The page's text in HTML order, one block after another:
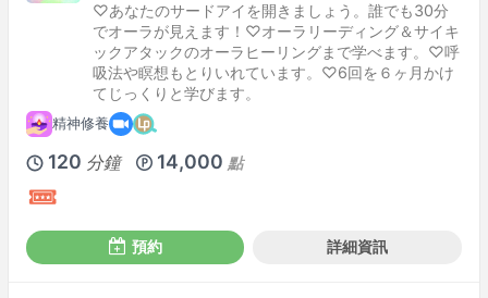
♡あなたのサードアイを開きましょう。誰でも30分
でオーラが見えます！♡オーラリーディング＆サイキ
ックアタックのオーラヒーリングまで学べます。♡呼
吸法や瞑想もとりいれています。♡6回を６ヶ月かけ
てじっくりと学びます。
精神修養
120 分鐘 14,000 點
預約 詳細資訊